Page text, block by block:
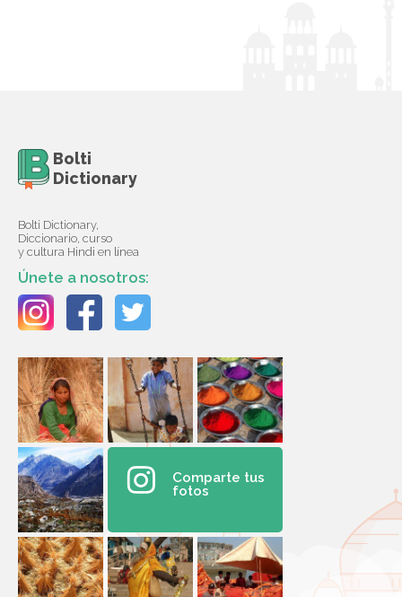
Bolti
Dictionary
Bolti Dictionary,
Diccionario, curso
y cultura Hindi en línea
Únete a nosotros:
Comparte tus
fotos